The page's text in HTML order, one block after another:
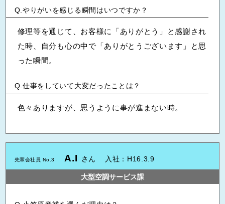
やりがいを感じる瞬間はいつですか？
修理等を通じて、お客様に「ありがとう」と感謝され
た時、自分も心の中で「ありがとうございます」と思
った瞬間。
仕事をしていて大変だったことは？
色々ありますが、思うように事が進まない時。
先輩会社員 No.3 A.I さん 入社：H16.3.9
大型空調サービス課